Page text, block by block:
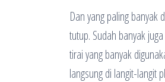
Dan yang paling banyak
tutup. Sudah banyak
tirai yang banyak
langsung di langit-langit